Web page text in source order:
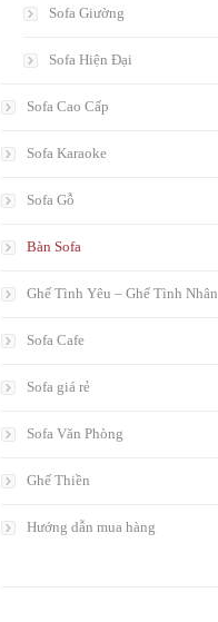
Sofa Giường
Sofa Hiện Đại
Sofa Cao Cấp
Sofa Karaoke
Sofa Gỗ
Bàn Sofa
Ghế Tình Yêu – Ghế Tình Nhân
Sofa Cafe
Sofa giá rẻ
Sofa Văn Phòng
Ghế Thiền
Hướng dẫn mua hàng